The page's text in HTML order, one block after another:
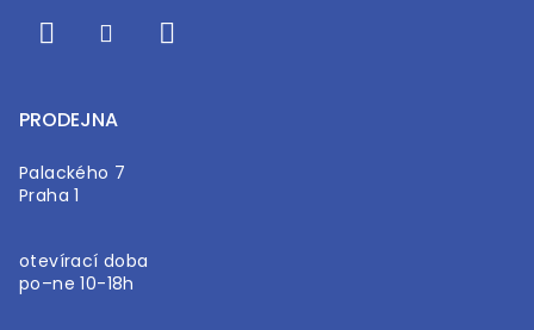
PRODEJNA
Palackého 7
Praha 1
otevírací doba
po–ne 10-18h